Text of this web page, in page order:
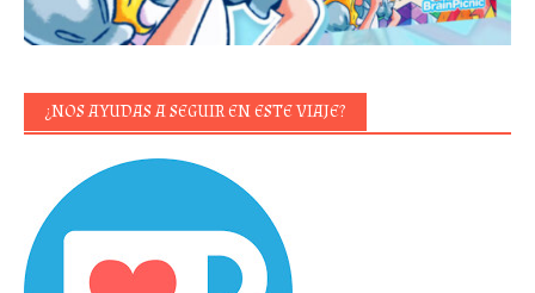
¿NOS AYUDAS A SEGUIR EN ESTE VIAJE?